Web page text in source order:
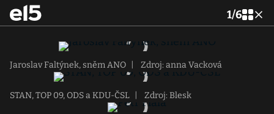
1/6
Jaroslav Faltýnek, sněm ANO Zdroj: anna Vacková
STAN, TOP 09, ODS a KDU-ČSL Zdroj: Blesk